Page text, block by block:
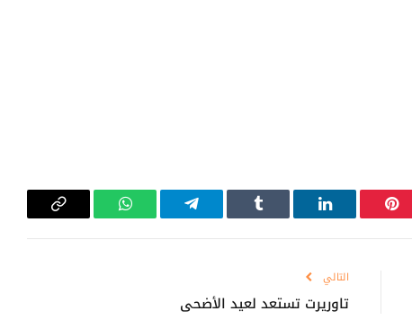
بينتيريستلينكدإن Tumblr تيلقرام واتساب
Copy
التالي
تاوريرت تستعد لعيد الأضحى